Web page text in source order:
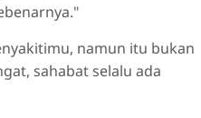
namun itu bukan
sahabat selalu ada